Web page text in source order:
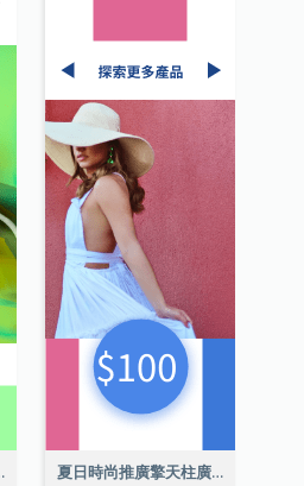
柱廣告 夏日時尚推廣擎天柱廣告